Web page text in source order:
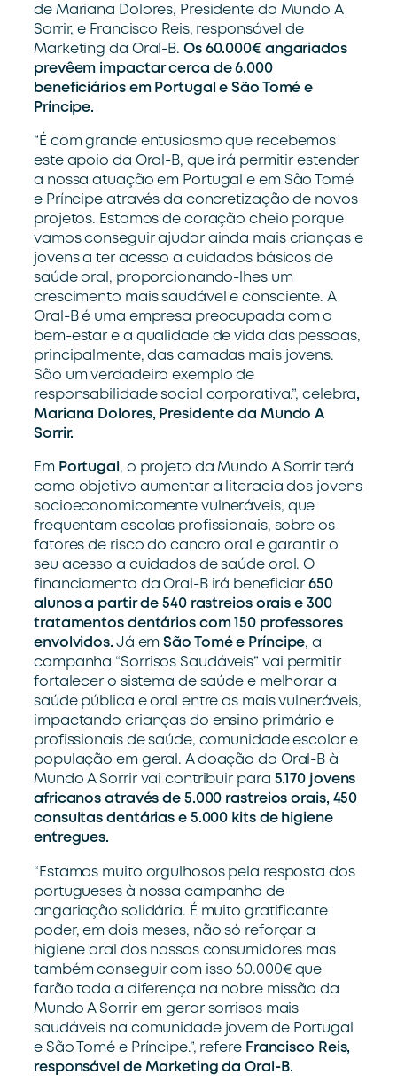
de Mariana Dolores, Presidente da Mundo A
Sorrir, e Francisco Reis, responsável de
Marketing da Oral-B. Os 60.000€ angariados
prevêem impactar cerca de 6.000
beneficiários em Portugal e São Tomé e
Príncipe.
“É com grande entusiasmo que recebemos
este apoio da Oral-B, que irá permitir estender
a nossa atuação em Portugal e em São Tomé
e Príncipe através da concretização de novos
projetos. Estamos de coração cheio porque
vamos conseguir ajudar ainda mais crianças e
jovens a ter acesso a cuidados básicos de
saúde oral, proporcionando-lhes um
crescimento mais saudável e consciente. A
Oral-B é uma empresa preocupada com o
bem-estar e a qualidade de vida das pessoas,
principalmente, das camadas mais jovens.
São um verdadeiro exemplo de
responsabilidade social corporativa.”, celebra,
Mariana Dolores, Presidente da Mundo A
Sorrir.
Em Portugal , o projeto da Mundo A Sorrir terá
como objetivo aumentar a literacia dos jovens
socioeconomicamente vulneráveis, que
frequentam escolas profissionais, sobre os
fatores de risco do cancro oral e garantir o
seu acesso a cuidados de saúde oral. O
financiamento da Oral-B irá beneficiar650
alunos a partir de 540 rastreios orais e 300
tratamentos dentários com 150 professores
envolvidos. Já emSão Tomé e Príncipe, a
campanha “Sorrisos Saudáveis” vai permitir
fortalecer o sistema de saúde e melhorar a
saúde pública e oral entre os mais vulneráveis,
impactando crianças do ensino primário e
profissionais de saúde, comunidade escolar e
população em geral. A doação da Oral-B à
Mundo A Sorrir vai contribuir para 5.170 jovens
africanos através de 5.000 rastreios orais, 450
consultas dentárias e 5.000 kits de higiene
entregues.
“Estamos muito orgulhosos pela resposta dos
portugueses à nossa campanha de
angariação solidária. É muito gratificante
poder, em dois meses, não só reforçar a
higiene oral dos nossos consumidores mas
também conseguir com isso 60.000€ que
farão toda a diferença na nobre missão da
Mundo A Sorrir em gerar sorrisos mais
saudáveis na comunidade jovem de Portugal
e São Tomé e Príncipe.”, refere Francisco Reis,
responsável de Marketing da Oral-B.